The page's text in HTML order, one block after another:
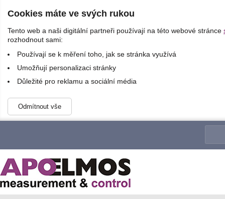
Cookies máte ve svých rukou
Tento web a naši digitální partneři používají na této webové stránce
rozhodnout sami:
Používají se k měření toho, jak se stránka využívá
Umožňují personalizaci stránky
Důležité pro reklamu a sociální média
Odmítnout vše